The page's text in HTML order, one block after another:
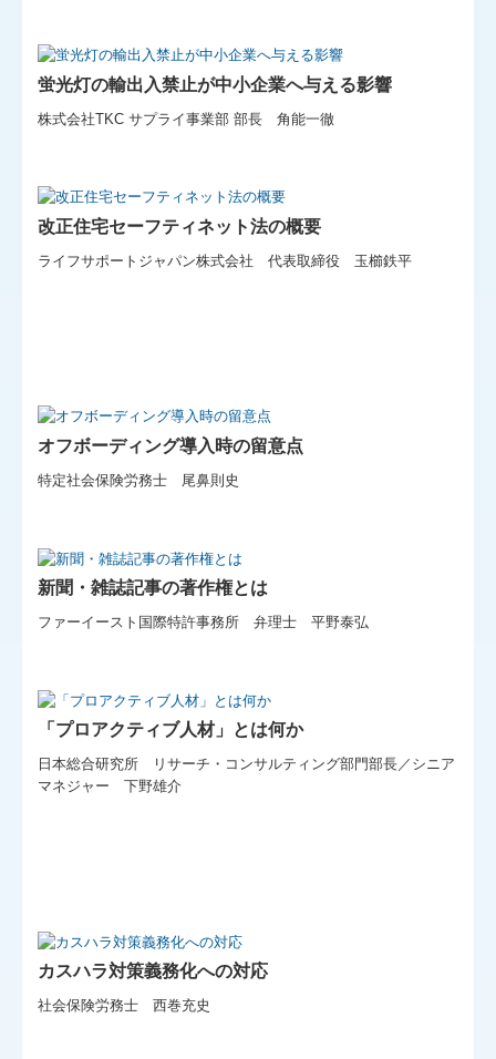
蛍光灯の輸出入禁止が中小企業へ与える影響
株式会社TKC サプライ事業部 部長 角能一徹
改正住宅セーフティネット法の概要
ライフサポートジャパン株式会社 代表取締役 玉櫛鉄平
オフボーディング導入時の留意点
特定社会保険労務士 尾鼻則史
新聞・雑誌記事の著作権とは
ファーイースト国際特許事務所 弁理士 平野泰弘
「プロアクティブ人材」とは何か
日本総合研究所 リサーチ・コンサルティング部門部長／シニア
マネジャー 下野雄介
カスハラ対策義務化への対応
社会保険労務士 西巻充史